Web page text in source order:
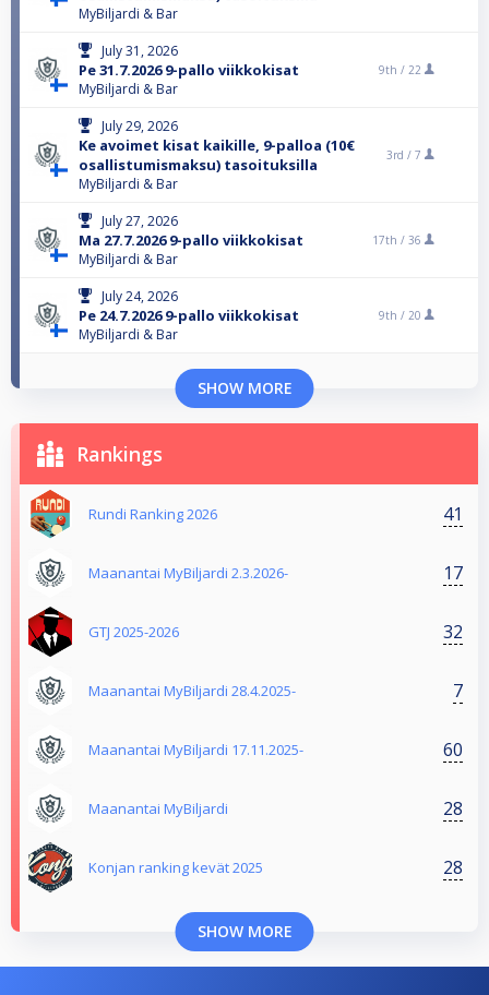
MyBiljardi & Bar
July 31, 2026
Pe 31.7.2026 9-pallo viikkokisat
MyBiljardi & Bar
9th / 22
July 29, 2026
Ke avoimet kisat kaikille, 9-palloa (10€
osallistumismaksu) tasoituksilla
MyBiljardi & Bar
3rd / 7
July 27, 2026
Ma 27.7.2026 9-pallo viikkokisat
MyBiljardi & Bar
17th / 36
July 24, 2026
Pe 24.7.2026 9-pallo viikkokisat
MyBiljardi & Bar
9th / 20
SHOW MORE
Rankings
Rundi Ranking 2026 41
Maanantai MyBiljardi 2.3.2026- 17
GTJ 2025-2026 32
Maanantai MyBiljardi 28.4.2025- 7
Maanantai MyBiljardi 17.11.2025- 60
Maanantai MyBiljardi 28
Konjan ranking kevät 2025 28
SHOW MORE